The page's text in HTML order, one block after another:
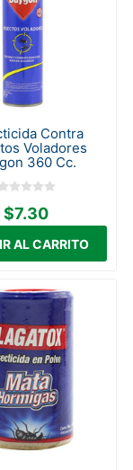
Contra
Voladores
360 Cc.
$7.30